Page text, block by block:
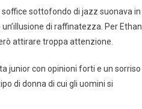
soffice sottofondo di jazz suonava in
di raffinatezza. Per Ethan
attirare troppa attenzione.
junior con opinioni forti e un sorriso
di donna di cui gli uomini si